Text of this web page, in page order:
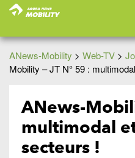
ANews-Mobility > Web-TV >
Mobility – JT N° 59 :
ANews-
multimodal
secteurs !